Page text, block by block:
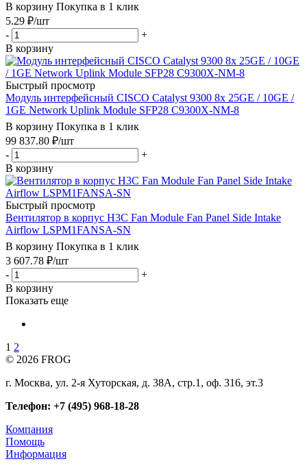
В корзину Покупка в 1 клик
5.29 ₽/шт
-
+
В корзину
Быстрый просмотр
Модуль интерфейсный CISCO Catalyst 9300 8x 25GE / 10GE /
1GE Network Uplink Module SFP28 C9300X-NM-8
В корзину Покупка в 1 клик
99 837.80 ₽/шт
-
+
В корзину
Быстрый просмотр
Вентилятор в корпус H3C Fan Module Fan Panel Side Intake
Airflow LSPM1FANSA-SN
В корзину Покупка в 1 клик
3 607.78 ₽/шт
-
+
В корзину
Показать еще
1 2
© 2026 FROG
г. Москва, ул. 2-я Хуторская, д. 38А, стр.1, оф. 316, эт.3
Телефон: +7 (495) 968-18-28
Компания
Помощь
Информация